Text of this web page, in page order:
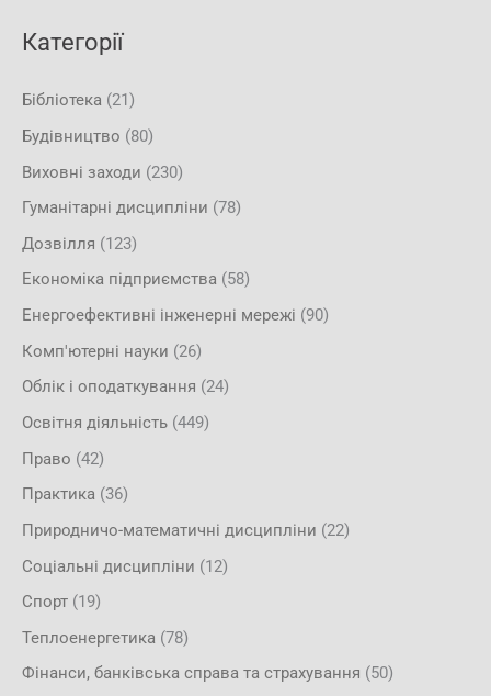
Категорії
Бібліотека (21)
Будівництво (80)
Виховні заходи (230)
Гуманітарні дисципліни (78)
Дозвілля (123)
Економіка підприємства (58)
Енергоефективні інженерні мережі (90)
Комп'ютерні науки (26)
Облік і оподаткування (24)
Освітня діяльність (449)
Право (42)
Практика (36)
Природничо-математичні дисципліни (22)
Соціальні дисципліни (12)
Спорт (19)
Теплоенергетика (78)
Фінанси, банківська справа та страхування (50)